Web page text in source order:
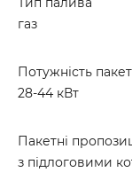
газ
Потужність
28-44 кВт
Пакетні
з підлоговими